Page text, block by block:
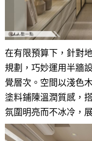
在有限預算下，針對
規劃，巧妙運用半牆
覺層次。空間以淺色
塗料鋪陳溫潤質感，
氛圍明亮而不冰冷，